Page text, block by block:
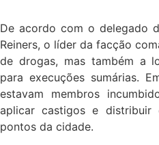
De acordo com o delegado
Reiners, o líder da facção
de drogas, mas também a
para execuções sumárias.
estavam membros
aplicar castigos e distribuir
pontos da cidade.